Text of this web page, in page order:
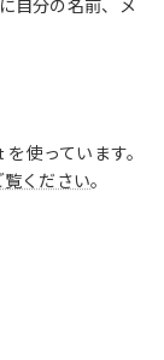
自分の名前、メ
使っています。
ください。